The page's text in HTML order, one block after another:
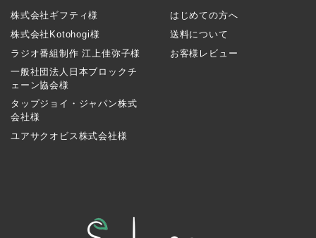
株式会社ギフティ様
株式会社Kotohogi様
ラジオ番組制作 江上佳弥子様
一般社団法人日本ブロックチ
ェーン協会様
タップジョイ・ジャパン株式
会社様
ユアサクオビス株式会社様
はじめての方へ
送料について
お客様レビュー